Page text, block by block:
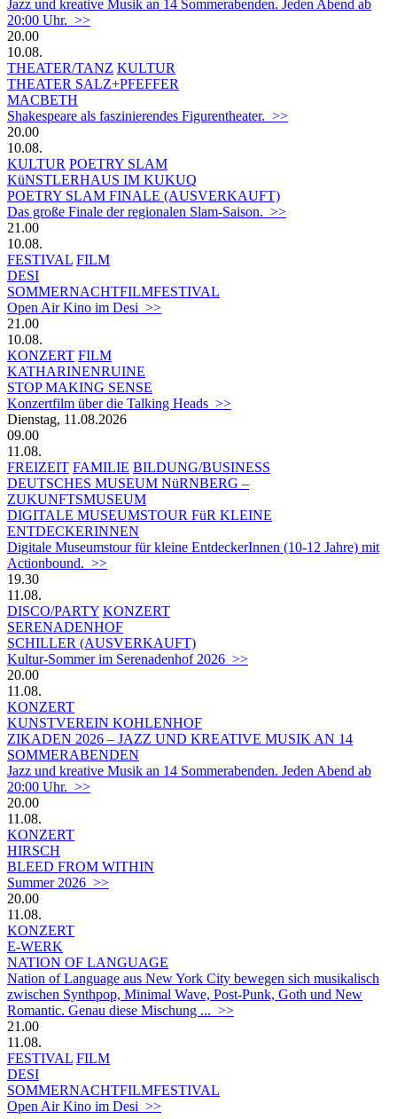
Jazz und kreative Musik an 14 Sommerabenden. Jeden Abend ab
20:00 Uhr. >>
20.00
10.08.
THEATER/TANZ KULTUR
THEATER SALZ+PFEFFER
MACBETH
Shakespeare als faszinierendes Figurentheater. >>
20.00
10.08.
KULTUR POETRY SLAM
KüNSTLERHAUS IM KUKUQ
POETRY SLAM FINALE (AUSVERKAUFT)
Das große Finale der regionalen Slam-Saison. >>
21.00
10.08.
FESTIVAL FILM
DESI
SOMMERNACHTFILMFESTIVAL
Open Air Kino im Desi >>
21.00
10.08.
KONZERT FILM
KATHARINENRUINE
STOP MAKING SENSE
Konzertfilm über die Talking Heads >>
Dienstag, 11.08.2026
09.00
11.08.
FREIZEIT FAMILIE BILDUNG/BUSINESS
DEUTSCHES MUSEUM NüRNBERG –
ZUKUNFTSMUSEUM
DIGITALE MUSEUMSTOUR FüR KLEINE
ENTDECKERINNEN
Digitale Museumstour für kleine EntdeckerInnen (10-12 Jahre) mit
Actionbound. >>
19.30
11.08.
DISCO/PARTY KONZERT
SERENADENHOF
SCHILLER (AUSVERKAUFT)
Kultur-Sommer im Serenadenhof 2026 >>
20.00
11.08.
KONZERT
KUNSTVEREIN KOHLENHOF
ZIKADEN 2026 – JAZZ UND KREATIVE MUSIK AN 14
SOMMERABENDEN
Jazz und kreative Musik an 14 Sommerabenden. Jeden Abend ab
20:00 Uhr. >>
20.00
11.08.
KONZERT
HIRSCH
BLEED FROM WITHIN
Summer 2026 >>
20.00
11.08.
KONZERT
E-WERK
NATION OF LANGUAGE
Nation of Language aus New York City bewegen sich musikalisch
zwischen Synthpop, Minimal Wave, Post-Punk, Goth und New
Romantic. Genau diese Mischung ... >>
21.00
11.08.
FESTIVAL FILM
DESI
SOMMERNACHTFILMFESTIVAL
Open Air Kino im Desi >>